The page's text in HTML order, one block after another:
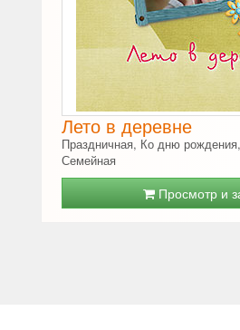
Лето в деревне
Праздничная, Ко дню
Семейная
Просмотр и